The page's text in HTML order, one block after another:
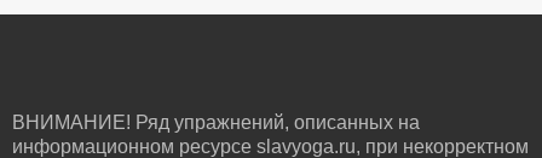
ВНИМАНИЕ! Ряд упражнений, описанных на
информационном ресурсе slavyoga.ru, при некорректном